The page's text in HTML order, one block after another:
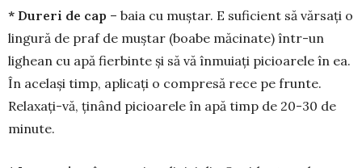
* Dureri de cap – baia cu muștar. E sufi­cient să vărsați o
lingură de praf de muștar (boabe măcinate) într-un
lighean cu apă fierbinte și să vă înmuiați picioarele în ea.
În același timp, aplicați o com­presă rece pe frunte.
Relaxați-vă, ținând picioarele în apă timp de 20-30 de
minute.